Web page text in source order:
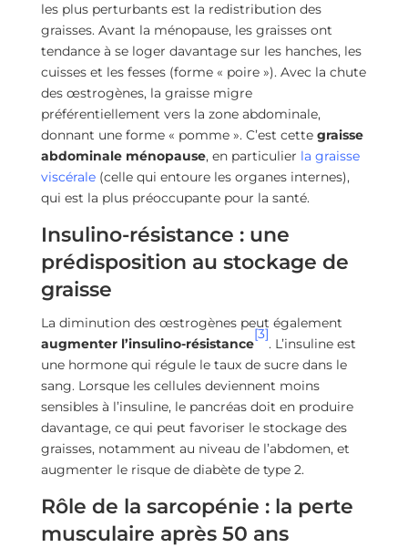
les plus perturbants est la redistribution des
graisses. Avant la ménopause, les graisses ont
tendance à se loger davantage sur les hanches, les
cuisses et les fesses (forme « poire »). Avec la chute
des œstrogènes, la graisse migre
préférentiellement vers la zone abdominale,
donnant une forme « pomme ». C’est cette graisse
abdominale ménopause, en particulier la graisse
viscérale(celle qui entoure les organes internes),
qui est la plus préoccupante pour la santé.
Insulino-résistance : une
prédisposition au stockage de
graisse
La diminution des œstrogènes peut également
augmenter l’insulino-résistance
[3]
. L’insuline est
une hormone qui régule le taux de sucre dans le
sang. Lorsque les cellules deviennent moins
sensibles à l’insuline, le pancréas doit en produire
davantage, ce qui peut favoriser le stockage des
graisses, notamment au niveau de l’abdomen, et
augmenter le risque de diabète de type 2.
Rôle de la sarcopénie : la perte
musculaire après 50 ans